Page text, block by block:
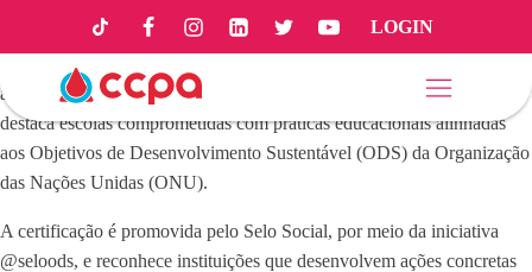
LOGIN
O Colégio CCPA passa a integrar o seleto grupo de instituições de
ensino reconhecidas nacionalmente com o Selo ODS de Educação,e
agora celebra a certificação na edição 2025. Uma certificação que
destaca escolas comprometidas com práticas educacionais alinhadas
aos Objetivos de Desenvolvimento Sustentável (ODS) da Organização
das Nações Unidas (ONU).
A certificação é promovida pelo Selo Social, por meio da iniciativa
@seloods, e reconhece instituições que desenvolvem ações concretas